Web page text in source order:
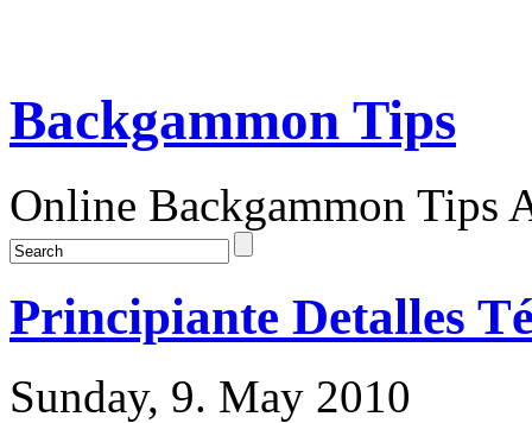
Backgammon Tips
Online Backgammon Tips
Principiante Detalles
Sunday, 9. May 2010